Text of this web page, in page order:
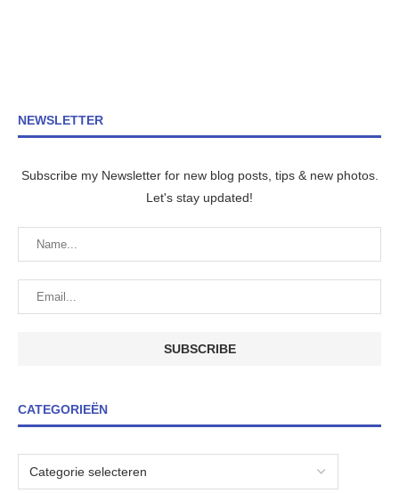
NEWSLETTER
Subscribe my Newsletter for new blog posts, tips & new photos.
Let's stay updated!
CATEGORIEËN